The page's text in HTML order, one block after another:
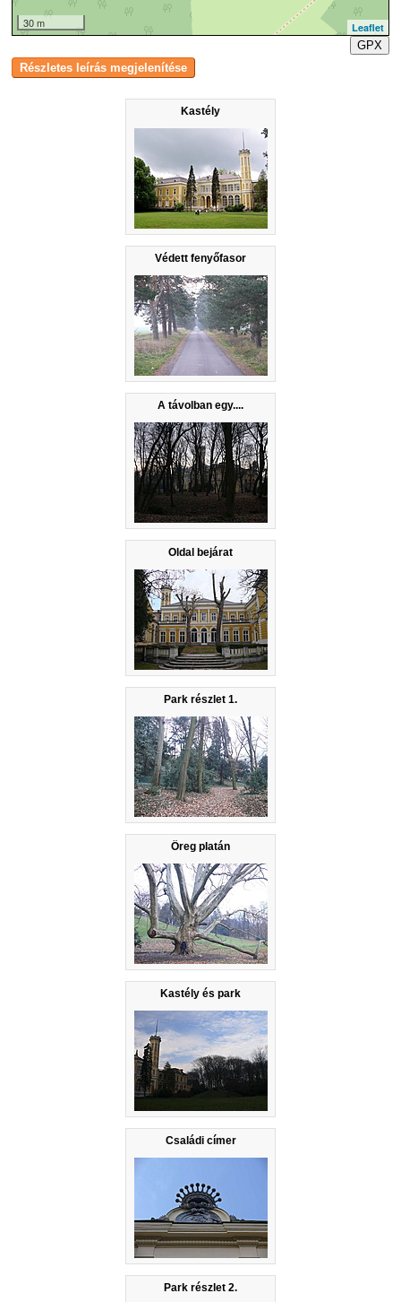
Kastély
Védett fenyőfasor
A távolban egy....
Oldal bejárat
Park részlet 1.
Öreg platán
Kastély és park
Családi címer
Park részlet 2.
30 m
Leaflet
GPX